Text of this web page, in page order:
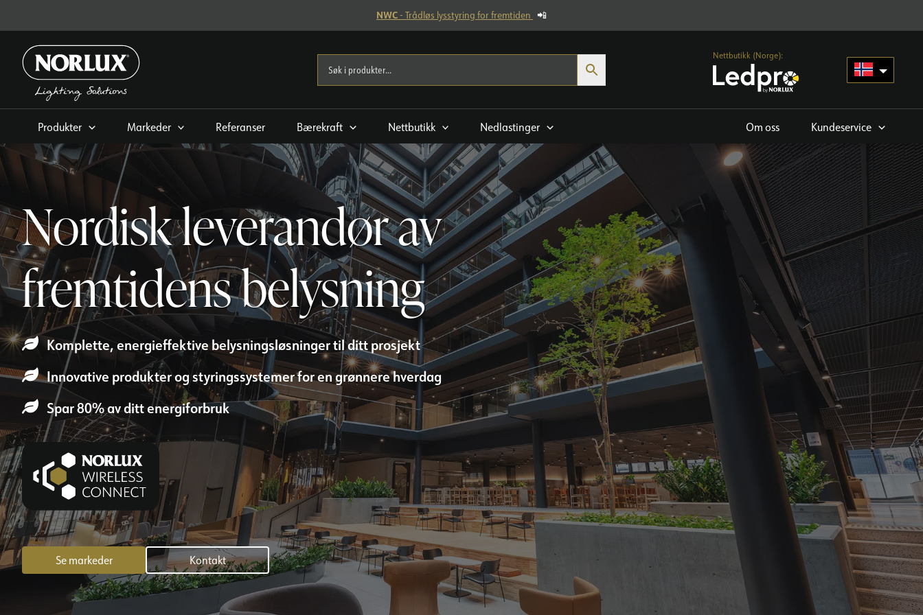
innholdet
NWC- Trådløs lysstyring for fremtiden 📲
Nettbutikk (Norge):
Produkter Markeder Referanser Bærekraft Nettbutikk Nedlastinger Om oss Kundeservice
Nordisk leverandør av
fremtidens belysning
Komplette, energieffektive belysningsløsninger til ditt prosjekt
Innovative produkter og styringssystemer for en grønnere hverdag
Spar 80% av ditt energiforbruk
Se markeder Kontakt